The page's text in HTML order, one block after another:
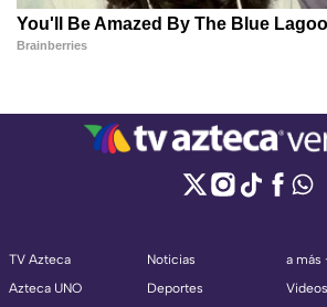
TV Azteca
Azteca UNO
Noticias
Deportes
a más
Videos